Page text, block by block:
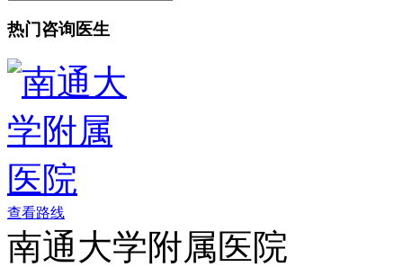
热门咨询医生
查看路线
南通大学附属医院